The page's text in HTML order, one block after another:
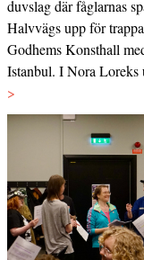
duvslag där fåglarnas
Halvvägs upp för
Godhems Konsthall
Istanbul. I Nora
>